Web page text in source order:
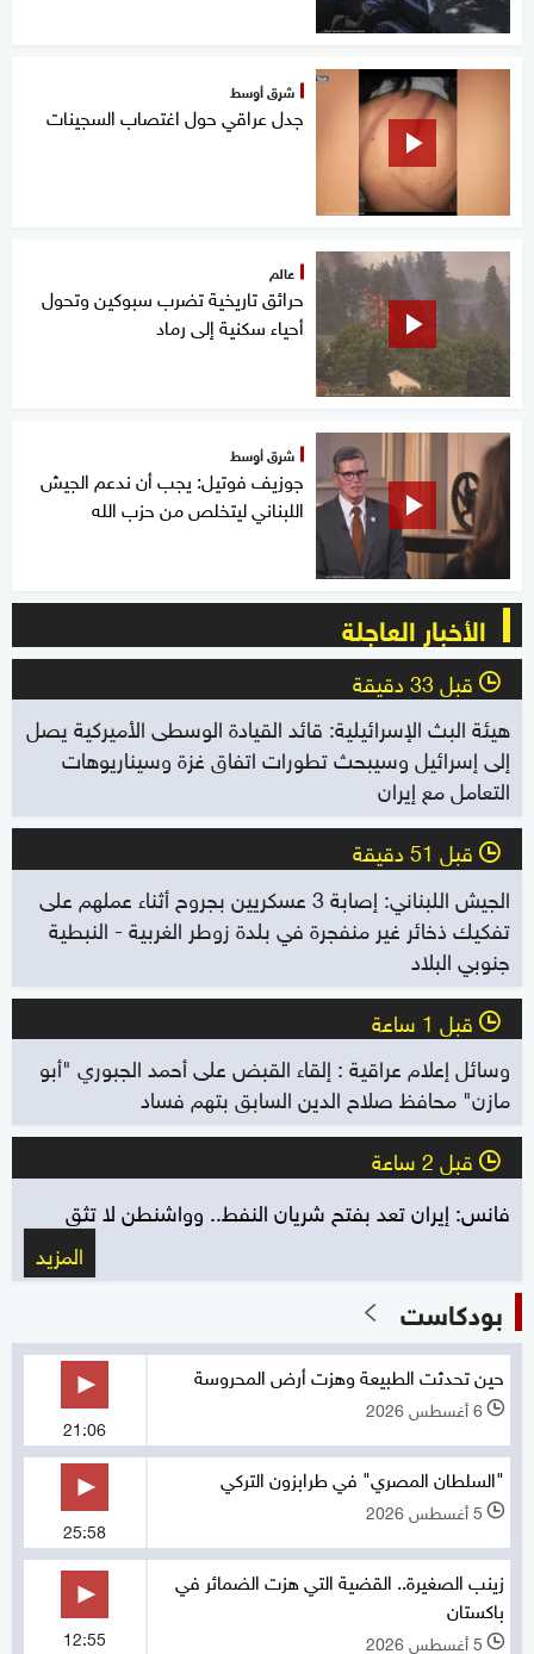
شرق أوسط
جدل عراقي حول اغتصاب السجينات
عالم
حرائق تاريخية تضرب سبوكين وتحول
أحياء سكنية إلى رماد
شرق أوسط
جوزيف فوتيل: يجب أن ندعم الجيش
اللبناني ليتخلص من حزب الله
الأخبار العاجلة
l قبل 33 دقيقة
هيئة البث الإسرائيلية: قائد القيادة الوسطى الأميركية يصل
إلى إسرائيل وسيبحث تطورات اتفاق غزة وسيناريوهات
التعامل مع إيران
l قبل 51 دقيقة
الجيش اللبناني: إصابة 3 عسكريين بجروح أثناء عملهم على
تفكيك ذخائر غير منفجرة في بلدة زوطر الغربية - النبطية
جنوبي البلاد
l قبل 1 ساعة
وسائل إعلام عراقية : إلقاء القبض على أحمد الجبوري "أبو
مازن" محافظ صلاح الدين السابق بتهم فساد
l قبل 2 ساعة
فانس: إيران تعد بفتح شريان النفط.. وواشنطن لا تثق
المزيد
بودكاست
حين تحدثت الطبيعة وهزت أرض المحروسة
l 6 أغسطس 2026
21:06
"السلطان المصري" في طرابزون التركي
l 5 أغسطس 2026
25:58
زينب الصغيرة.. القضية التي هزت الضمائر في
باكستان
l 5 أغسطس 2026 12:55